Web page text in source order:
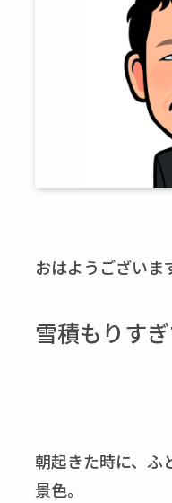
おはようございま
雪積もりす
朝起きた時に、ふ
景色。